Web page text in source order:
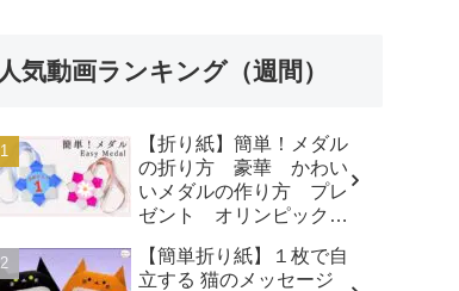
人気動画ランキング（週間）
【折り紙】簡単！メダル
の折り方 豪華 かわい
いメダルの作り方 プレ
ゼント オリンピックメ
origamilibrary
【簡単折り紙】１枚で自
立する 猫のメッセージ